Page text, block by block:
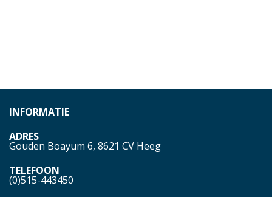
INFORMATIE
ADRES
Gouden Boayum 6, 8621 CV Heeg
TELEFOON
(0)515-443450